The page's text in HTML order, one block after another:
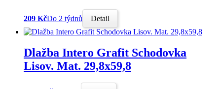
209 KčDo 2 týdnů Detail
Dlažba Intero Grafit Schodovka
Lisov. Mat. 29,8x59,8